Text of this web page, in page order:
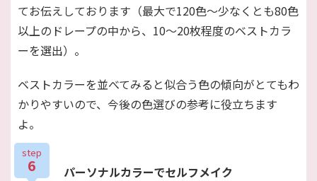
てお伝えしております（最大で120色〜少なくとも80色
以上のドレープの中から、10〜20枚程度のベストカラ
ーを選出）。
ベストカラーを並べてみると似合う色の傾向がとてもわ
かりやすいので、今後の色選びの参考に役立ちます
よ。
step
6 パーソナルカラーでセルフメイク